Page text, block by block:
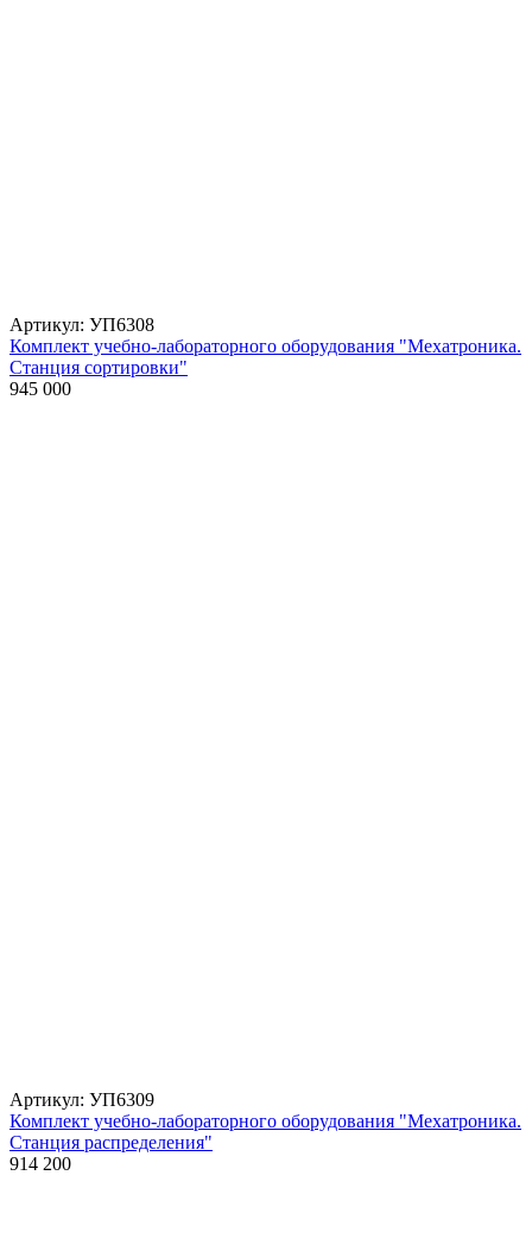
Артикул: УП6308
Комплект учебно-лабораторного оборудования "Мехатроника.
Станция сортировки"
945 000
Артикул: УП6309
Комплект учебно-лабораторного оборудования "Мехатроника.
Станция распределения"
914 200